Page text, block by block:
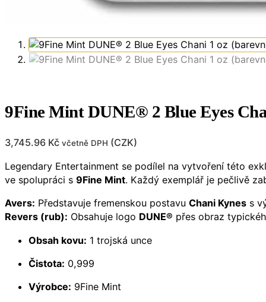
9Fine Mint DUNE® 2 Blue Eyes
3,745.96 Kč včetně DPH (CZK)
Legendary Entertainment se podílel na vytvoření této
ve spolupráci s 9Fine Mint. Každý exemplář je pečlivě
Avers: Představuje fremenskou postavu Chani Kynes s
Revers (rub): Obsahuje logo DUNE® přes obraz
Obsah kovu: 1 trojská unce
Čistota: 0,999
Výrobce: 9Fine Mint